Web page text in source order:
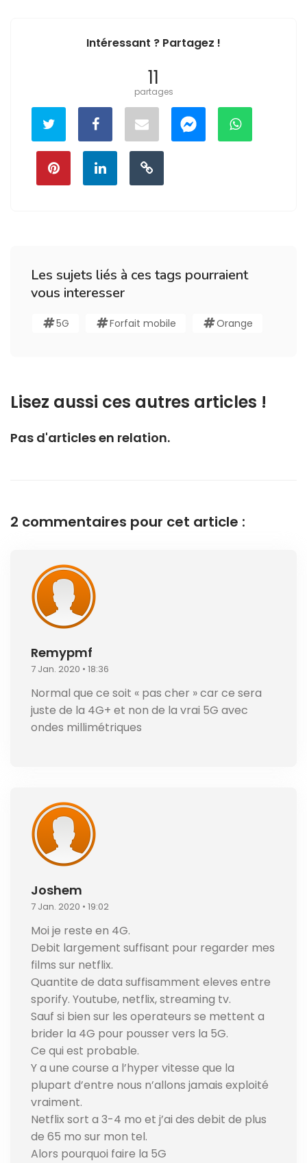
Intéressant ? Partagez !
11
partages
Les sujets liés à ces tags pourraient
vous interesser
5G Forfait mobile Orange
Lisez aussi ces autres articles !
Pas d'articles en relation.
2 commentaires pour cet article :
Remypmf
7 Jan. 2020 • 18:36
Normal que ce soit « pas cher » car ce sera
juste de la 4G+ et non de la vrai 5G avec
ondes millimétriques
Joshem
7 Jan. 2020 • 19:02
Moi je reste en 4G.
Debit largement suffisant pour regarder mes
films sur netflix.
Quantite de data suffisamment eleves entre
sporify. Youtube, netflix, streaming tv.
Sauf si bien sur les operateurs se mettent a
brider la 4G pour pousser vers la 5G.
Ce qui est probable.
Y a une course a l’hyper vitesse que la
plupart d’entre nous n’allons jamais exploité
vraiment.
Netflix sort a 3-4 mo et j’ai des debit de plus
de 65 mo sur mon tel.
Alors pourquoi faire la 5G